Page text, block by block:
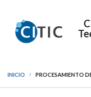
INICIO PROCESAMIENTO